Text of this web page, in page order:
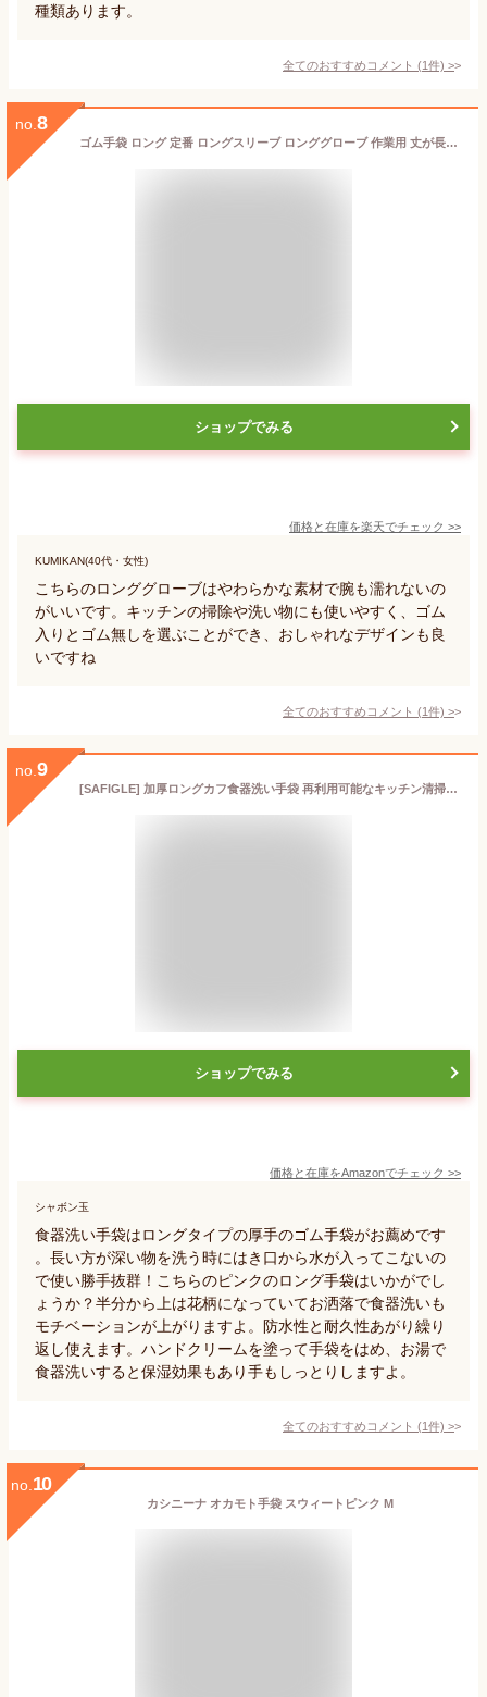
種類あります。
全てのおすすめコメント (1件) >
no. 8
ゴム手袋 ロング 定番 ロングスリーブ ロンググローブ 作業用 丈が長い 食器洗い 掃除 やわらか インナー クリーニング そうじ トイレ 風呂 浴室 キッチン かわいい おしゃれ
ショップでみる
価格と在庫を楽天でチェック >>
KUMIKAN(40代・女性)
こちらのロンググローブはやわらかな素材で腕も濡れないの
がいいです。キッチンの掃除や洗い物にも使いやすく、ゴム
入りとゴム無しを選ぶことができ、おしゃれなデザインも良
いですね
全てのおすすめコメント (1件) >
no. 9
[SAFIGLE] 加厚ロングカフ食器洗い手袋 再利用可能なキッチン清掃用グローブ 防水耐久家事用保護手袋
ショップでみる
価格と在庫をAmazonでチェック >>
シャボン玉
食器洗い手袋はロングタイプの厚手のゴム手袋がお薦めです
。長い方が深い物を洗う時にはき口から水が入ってこないの
で使い勝手抜群！こちらのピンクのロング手袋はいかがでし
ょうか？半分から上は花柄になっていてお洒落で食器洗いも
モチベーションが上がりますよ。防水性と耐久性あがり繰り
返し使えます。ハンドクリームを塗って手袋をはめ、お湯で
食器洗いすると保湿効果もあり手もしっとりしますよ。
全てのおすすめコメント (1件) >
no. 10
カシニーナ オカモト手袋 スウィートピンク M